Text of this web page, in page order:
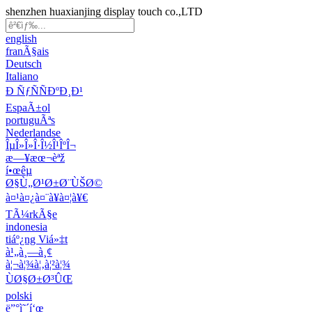
shenzhen huaxianjing display touch co.,LTD
english
franÃ§ais
Deutsch
Italiano
Ð ÑƒÑÑÐºÐ¸Ð¹
EspaÃ±ol
portuguÃªs
Nederlandse
ÎµÎ»Î»Î·Î½Î¹ÎºÎ¬
æ—¥æœ¬èªž
í•œêµ­
Ø§Ù„Ø¹Ø±Ø¨ÙŠØ©
à¤¹à¤¿à¤¨à¥à¤¦à¥€
TÃ¼rkÃ§e
indonesia
tiáº¿ng Viá»‡t
à¹„à¸—à¸¢
à¦¬à¦¾à¦‚à¦²à¦¾
ÙØ§Ø±Ø³ÛŒ
polski
ë”°ì˜´í‘œ